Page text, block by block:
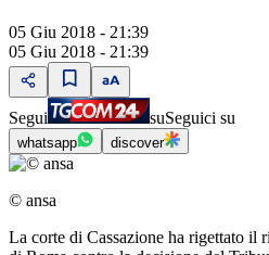
05 Giu 2018 - 21:39
05 Giu 2018 - 21:39
Segui suSeguici su
whatsapp discover
© ansa
La corte di Cassazione ha rigettato il